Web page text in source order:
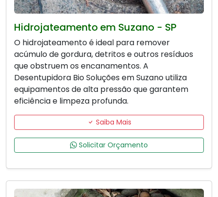
Hidrojateamento em Suzano - SP
O hidrojateamento é ideal para remover
acúmulo de gordura, detritos e outros resíduos
que obstruem os encanamentos. A
Desentupidora Bio Soluções em Suzano utiliza
equipamentos de alta pressão que garantem
eficiência e limpeza profunda.
Saiba Mais
Solicitar Orçamento